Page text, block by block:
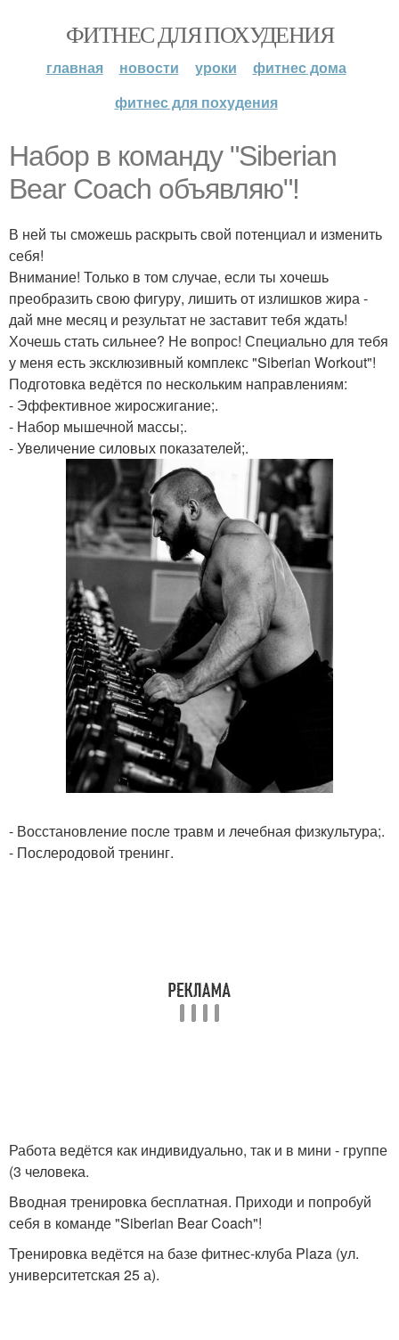
ФИТНЕС ДЛЯ ПОХУДЕНИЯ
главная новости уроки
фитнес дома
фитнес для похудения
Набор в команду "Siberian
Bear Coach объявляю"!
В ней ты сможешь раскрыть свой потенциал и изменить
себя!
Внимание! Только в том случае, если ты хочешь
преобразить свою фигуру, лишить от излишков жира -
дай мне месяц и результат не заставит тебя ждать!
Хочешь стать сильнее? Не вопрос! Специально для тебя
у меня есть эксклюзивный комплекс "Siberian Workout"!
Подготовка ведётся по нескольким направлениям:
- Эффективное жиросжигание;.
- Набор мышечной массы;.
- Увеличение силовых показателей;.
- Восстановление после травм и лечебная физкультура;.
- Послеродовой тренинг.
Работа ведётся как индивидуально, так и в мини - группе
(3 человека.
Вводная тренировка бесплатная. Приходи и попробуй
себя в команде "Siberian Bear Coach"!
Тренировка ведётся на базе фитнес-клуба Plaza (ул.
университетская 25 а).